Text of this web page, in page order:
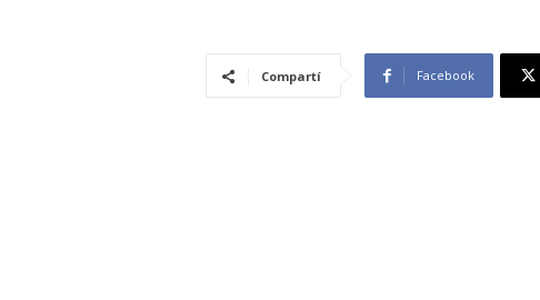
Compartí Facebook